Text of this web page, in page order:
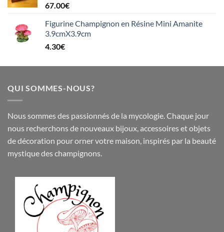
67.00€
Figurine Champignon en Résine Mini Amanite
3.9cmX3.9cm
4.30€
QUI SOMMES-NOUS?
Nous sommes des passionnés de la mycologie. Chaque jour
nous recherchons de nouveaux bijoux accessoireset objets
dedécoration pour orner votre maison, inspirés par la beauté
mystique des champignons.